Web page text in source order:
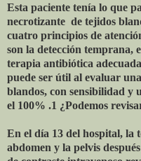
Esta paciente tenía lo que
necrotizante de tejidos
cuatro principios de
son la detección temprana,
terapia antibiótica
puede ser útil al evaluar
blandos, con sensibilidad y
el 100% .1 ¿Podemos
En el día 13 del hospital, la
abdomen y la pelvis